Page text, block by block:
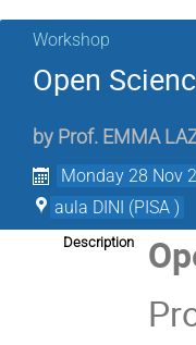
Workshop
Open
by Prof. EMMA
Monday 28 Nov
aula DINI (PISA )
Description